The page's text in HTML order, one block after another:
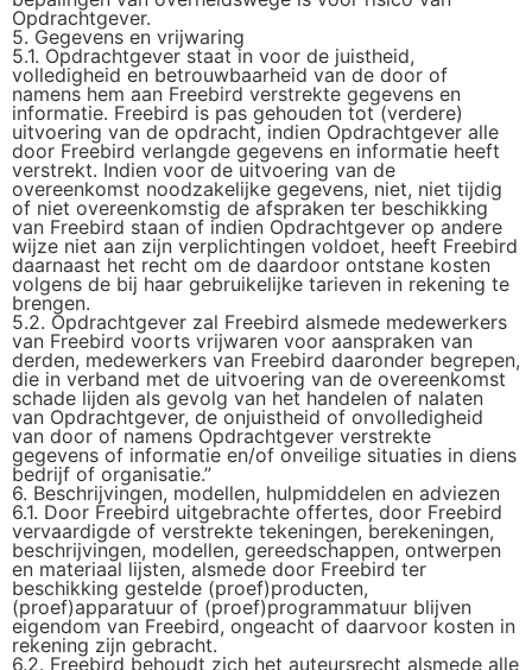
Opdrachtgever.
5. Gegevens en vrijwaring
5.1. Opdrachtgever staat in voor de juistheid,
volledigheid en betrouwbaarheid van de door of
namens hem aan Freebird verstrekte gegevens en
informatie. Freebird is pas gehouden tot (verdere)
uitvoering van de opdracht, indien Opdrachtgever alle
door Freebird verlangde gegevens en informatie heeft
verstrekt. Indien voor de uitvoering van de
overeenkomst noodzakelijke gegevens, niet, niet tijdig
of niet overeenkomstig de afspraken ter beschikking
van Freebird staan of indien Opdrachtgever op andere
wijze niet aan zijn verplichtingen voldoet, heeft Freebird
daarnaast het recht om de daardoor ontstane kosten
volgens de bij haar gebruikelijke tarieven in rekening te
brengen.
5.2. Opdrachtgever zal Freebird alsmede medewerkers
van Freebird voorts vrijwaren voor aanspraken van
derden, medewerkers van Freebird daaronder begrepen,
die in verband met de uitvoering van de overeenkomst
schade lijden als gevolg van het handelen of nalaten
van Opdrachtgever, de onjuistheid of onvolledigheid
van door of namens Opdrachtgever verstrekte
gegevens of informatie en/of onveilige situaties in diens
bedrijf of organisatie.”
6. Beschrijvingen, modellen, hulpmiddelen en adviezen
6.1. Door Freebird uitgebrachte offertes, door Freebird
vervaardigde of verstrekte tekeningen, berekeningen,
beschrijvingen, modellen, gereedschappen, ontwerpen
en materiaal lijsten, alsmede door Freebird ter
beschikking gestelde (proef)producten,
(proef)apparatuur of (proef)programmatuur blijven
eigendom van Freebird, ongeacht of daarvoor kosten in
rekening zijn gebracht.
6.2. Freebird behoudt zich het auteursrecht alsmede alle